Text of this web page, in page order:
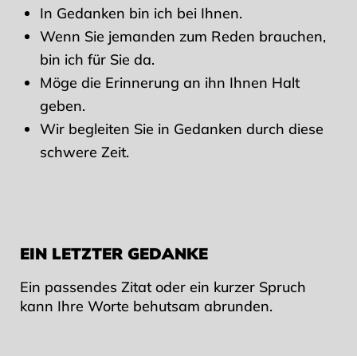
In Gedanken bin ich bei Ihnen.
Wenn Sie jemanden zum Reden brauchen,
bin ich für Sie da.
Möge die Erinnerung an ihn Ihnen Halt
geben.
Wir begleiten Sie in Gedanken durch diese
schwere Zeit.
EIN LETZTER GEDANKE
Ein passendes Zitat oder ein kurzer Spruch
kann Ihre Worte behutsam abrunden.